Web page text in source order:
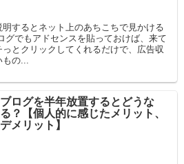
するとネット上のあちこちで見かける
グでもアドセンスを貼っておけば、来て
とクリックしてくれるだけで、広告収
の...
ブログを半年放置するとどうな
る？【個人的に感じたメリット、
デメリット】